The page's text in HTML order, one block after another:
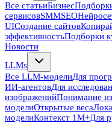
Все статьиБизнес
сервисовSMMSEO
UIСоздание сайтов
эффективностьПодборки
Новости
LLMs
Все LLM-моделиДля
ИИ-агентовДля
изображенийПонимание
моделиОткрытые веса
моделиКонтекст 1M+Для